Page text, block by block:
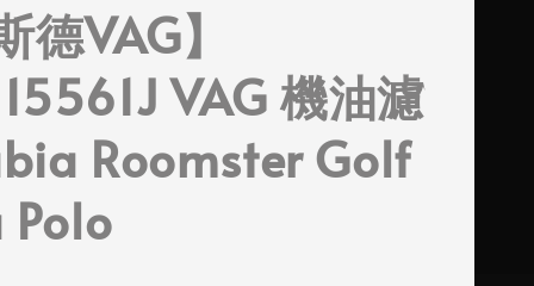
德VAG】
VAG 機油濾
Roomster Golf